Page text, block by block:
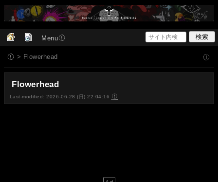
Menu
> Flowerhead
Flowerhead
Last-modified: 2026-06-28 (日) 22:04:16